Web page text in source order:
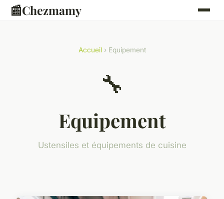
📰Chezmamy
Accueil› Equipement
🔧
Equipement
Ustensiles et équipements de cuisine